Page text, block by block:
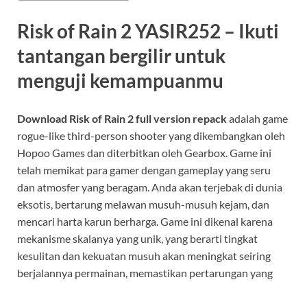
Risk of Rain 2 YASIR252 – Ikuti
tantangan bergilir untuk
menguji kemampuanmu
Download Risk of Rain 2 full version repackadalah game
rogue-like third-person shooter yang dikembangkan oleh
Hopoo Games dan diterbitkan oleh Gearbox. Game ini
telah memikat para gamer dengan gameplay yang seru
dan atmosfer yang beragam. Anda akan terjebak di dunia
eksotis, bertarung melawan musuh-musuh kejam, dan
mencari harta karun berharga. Game ini dikenal karena
mekanisme skalanya yang unik, yang berarti tingkat
kesulitan dan kekuatan musuh akan meningkat seiring
berjalannya permainan, memastikan pertarungan yang